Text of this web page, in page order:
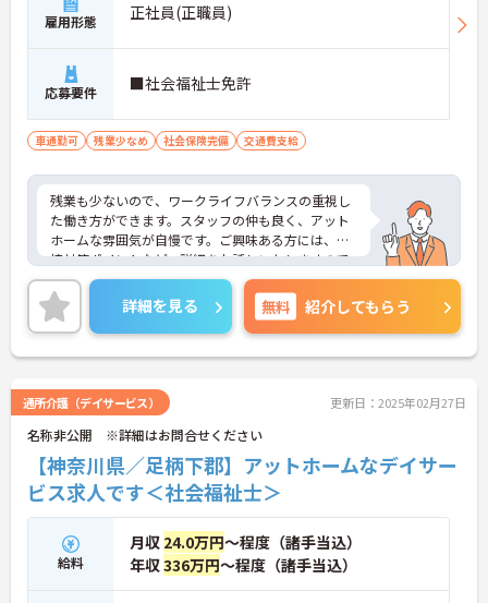
雇用形態 正社員(正職員)
応募要件 ■社会福祉士免許
車通勤可 残業少なめ 社会保険完備 交通費支給
残業も少ないので、ワークライフバランスの重視し
た働き方ができます。スタッフの仲も良く、アット
ホームな雰囲気が自慢です。ご興味ある方には、面
接対策ポイントなど、詳細をお話しいたしますので
お気軽にご相談ください。
詳細を見る 無料 紹介してもらう
通所介護（デイサービス） 更新日：2025年02月27日
名称非公開 ※詳細はお問合せください
【神奈川県／足柄下郡】アットホームなデイサー
ビス求人です＜社会福祉士＞
給料
月収 24.0万円～程度（諸手当込）
年収336万円～程度（諸手当込）